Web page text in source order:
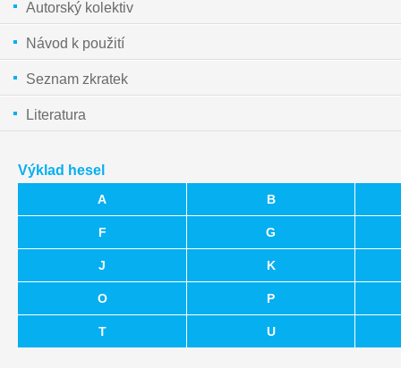
Autorský kolektiv
Návod k použití
Seznam zkratek
Literatura
Výklad hesel
A B
F G
J K
O P
T U